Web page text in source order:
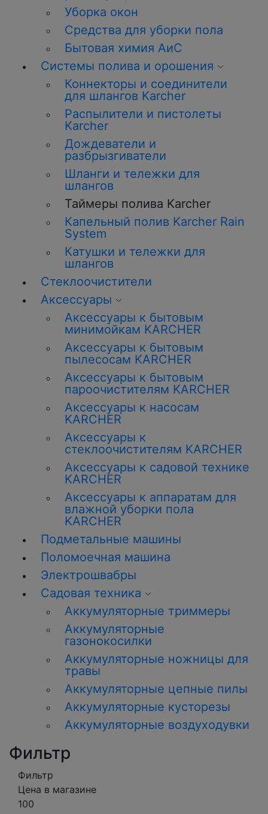
Уборка окон
Средства для уборки пола
Бытовая химия АиС
Системы полива и орошения
Коннекторы и соединители
для шлангов Karcher
Распылители и пистолеты
Karcher
Дождеватели и
разбрызгиватели
Шланги и тележки для
шлангов
Таймеры полива Karcher
Капельный полив Karcher Rain
System
Катушки и тележки для
шлангов
Стеклоочистители
Аксессуары
Аксессуары к бытовым
минимойкам KARCHER
Аксессуары к бытовым
пылесосам KARCHER
Аксессуары к бытовым
пароочистителям KARCHER
Аксессуары к насосам
KARCHER
Аксессуары к
стеклоочистителям KARCHER
Аксессуары к садовой технике
KARCHER
Аксессуары к аппаратам для
влажной уборки пола
KARCHER
Подметальные машины
Поломоечная машина
Электрошвабры
Садовая техника
Аккумуляторные триммеры
Аккумуляторные
газонокосилки
Аккумуляторные ножницы для
травы
Аккумуляторные цепные пилы
Аккумуляторные кусторезы
Аккумуляторные воздуходувки
Фильтр
Фильтр
Цена в магазине
100